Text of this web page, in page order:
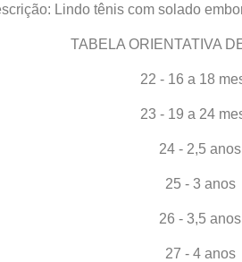
Lindo tênis com solado
TABELA ORIENTATIVA
22 - 16 a 18
23 - 19 a 24
24 - 2,5 anos
25 - 3 anos
26 - 3,5 anos
27 - 4 anos